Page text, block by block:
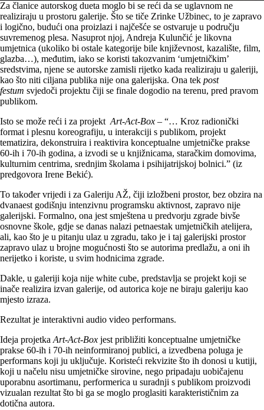
Za članice autorskog dueta moglo bi se reći da se uglavnom ne
realiziraju u prostoru galerije. Što se tiče Zrinke Užbinec, to je zapravo
i logično, budući ona proizlazi i najčešće se ostvaruje u području
suvremenog plesa. Nasuprot njoj, Andreja Kulunčić je likovna
umjetnica (ukoliko bi ostale kategorije bile književnost, kazalište, film,
glazba…), međutim, iako se koristi takozvanim ‘umjetničkim’
sredstvima, njene se autorske zamisli rijetko kada realiziraju u galeriji,
kao što niti ciljana publika nije ona galerijska. Ona tek post
festum svjedoči projektu čiji se finale dogodio na terenu, pred pravom
publikom.
Isto se može reći i za projekt Art-Act-Box – “… Kroz radionički
format i plesnu koreografiju, u interakciji s publikom, projekt
tematizira, dekonstruira i reaktivira konceptualne umjetničke prakse
60-ih i 70-ih godina, a izvodi se u knjižnicama, staračkim domovima,
kulturnim centrima, srednjim školama i psihijatrijskoj bolnici.” (iz
predgovora Irene Bekić).
To također vrijedi i za Galeriju AŽ, čiji izložbeni prostor, bez obzira na
dvanaest godišnju intenzivnu programsku aktivnost, zapravo nije
galerijski. Formalno, ona jest smještena u predvorju zgrade bivše
osnovne škole, gdje se danas nalazi petnaestak umjetničkih atelijera,
ali, kao što je u pitanju ulaz u zgradu, tako je i taj galerijski prostor
zapravo ulaz u brojne mogućnosti što se autorima predlažu, a oni ih
nerijetko i koriste, u svim hodnicima zgrade.
Dakle, u galeriji koja nije white cube, predstavlja se projekt koji se
inače realizira izvan galerije, od autorica koje ne biraju galeriju kao
mjesto izraza.
Rezultat je interaktivni audio video performans.
Ideja projetka Art-Act-Box jest približiti konceptualne umjetničke
prakse 60-ih i 70-ih neinformiranoj publici, a izvedbena poluga je
performans koji ju uključuje. Koristeći rekvizite što ih donosi u kutiji,
koji u načelu nisu umjetničke sirovine, nego pripadaju uobičajenu
uporabnu asortimanu, performerica u suradnji s publikom proizvodi
vizualan rezultat što bi ga se moglo proglasiti karakterističnim za
dotična autora.